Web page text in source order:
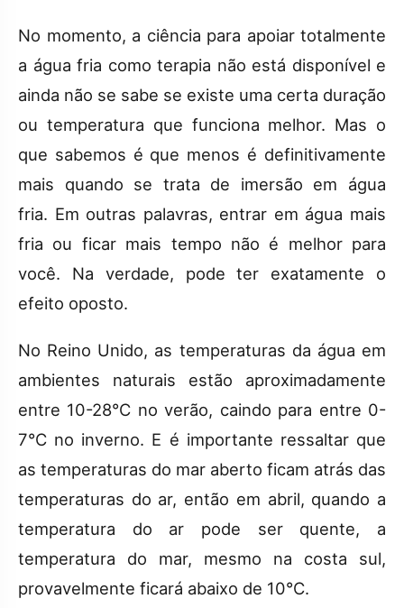
No momento, a ciência para apoiar totalmente
a água fria como terapia não está disponível e
ainda não se sabe se existe uma certa duração
ou temperatura que funciona melhor. Mas o
que sabemos é que menos é definitivamente
mais quando se trata de imersão em água
fria. Em outras palavras, entrar em água mais
fria ou ficar mais tempo não é melhor para
você. Na verdade, pode ter exatamente o
efeito oposto.
No Reino Unido, as temperaturas da água em
ambientes naturais estão aproximadamente
entre 10-28°C no verão, caindo para entre 0-
7°C no inverno. E é importante ressaltar que
as temperaturas do mar aberto ficam atrás das
temperaturas do ar, então em abril, quando a
temperatura do ar pode ser quente, a
temperatura do mar, mesmo na costa sul,
provavelmente ficará abaixo de 10°C.